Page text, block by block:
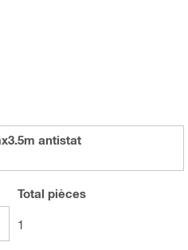
antistat
Total pièces
1